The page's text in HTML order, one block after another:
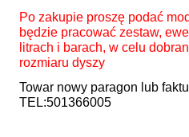
Po zakupie proszę podać
będzie pracować zestaw,
litrach i barach, w celu
rozmiaru dyszy
Towar nowy paragon lub
TEL:501366005